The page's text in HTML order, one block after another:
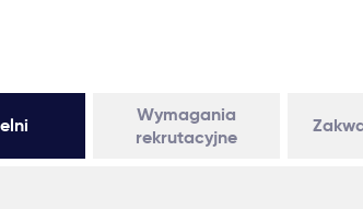
Wymagania
rekrutacyjne